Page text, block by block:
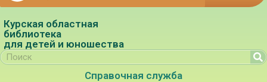
Курская областная
библиотека
для детей и юношества
Справочная служба